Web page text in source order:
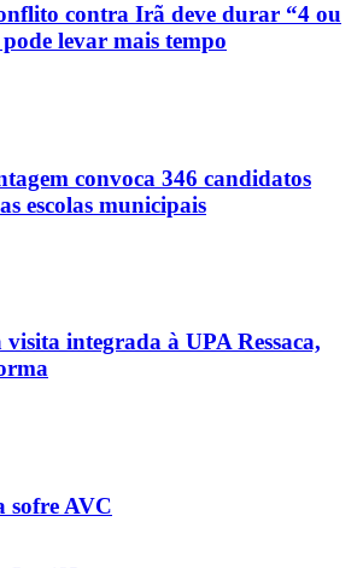
contra Irã deve durar “4 ou
levar mais tempo
convoca 346 candidatos
escolas municipais
integrada à UPA Ressaca,
sofre AVC